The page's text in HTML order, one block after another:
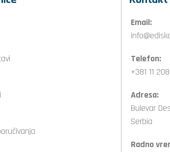
Email:
Telefon:
+381 11
Adresa:
Bulevar
Serbia
Radno